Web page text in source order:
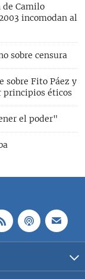
de Camilo
incomodan al
sobre censura
sobre Fito Páez y
principios éticos
el poder"